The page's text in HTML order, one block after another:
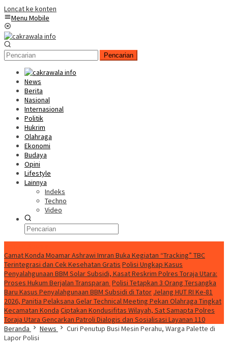
Loncat ke konten
Menu Mobile
Pencarian
News
Berita
Nasional
Internasional
Politik
Hukrim
Olahraga
Ekonomi
Budaya
Opini
Lifestyle
Lainnya
Indeks
Techno
Video
Camat Konda Moamar Ashrawi Imran Buka Kegiatan “Tracking” TBC
Terintegrasi dan Cek Kesehatan Gratis Polisi Ungkap Kasus
Penyalahgunaan BBM Solar Subsidi, Kasat Reskrim Polres Toraja Utara:
Proses Hukum Berjalan Transparan Polisi Tetapkan 3 Orang Tersangka
Baru Kasus Penyalahgunaan BBM Subsidi di Tator Jelang HUT RI Ke-81
2026, Panitia Pelaksana Gelar Technical Meeting Pekan Olahraga Tingkat
Kecamatan Konda Ciptakan Kondusifitas Wilayah, Sat Samapta Polres
Toraja Utara Gencarkan Patroli Dialogis dan Sosialisasi Layanan 110
Beranda
News
Curi Penutup Busi Mesin Perahu, Warga Palette di
Lapor Polisi